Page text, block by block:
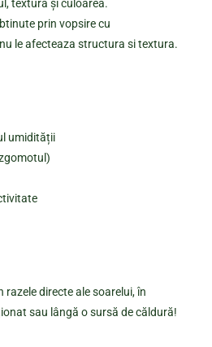
textura și culoarea.
prin vopsire cu
le afecteaza structura si textura.
umidității
razele directe ale soarelui, în
sau lângă o sursă de căldură!